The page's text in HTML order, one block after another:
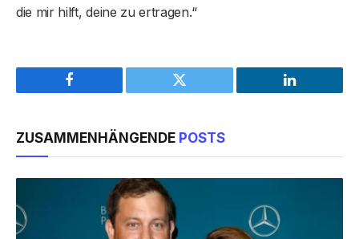
die mir hilft, deine zu ertragen.“
Facebook Twitter LinkedIn
ZUSAMMENHÄNGENDE POSTS